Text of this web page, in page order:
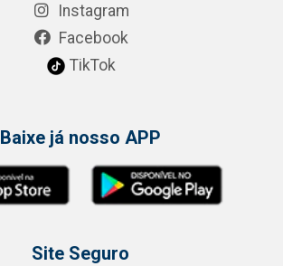
Instagram
Facebook
TikTok
Baixe já nosso APP
Site Seguro